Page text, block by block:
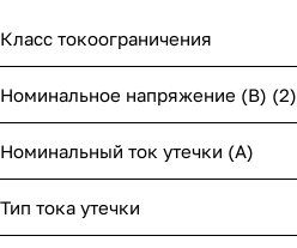
Класс токоограничения
Номинальное напряжение (В) (2)
Номинальный ток утечки (А)
Тип тока утечки